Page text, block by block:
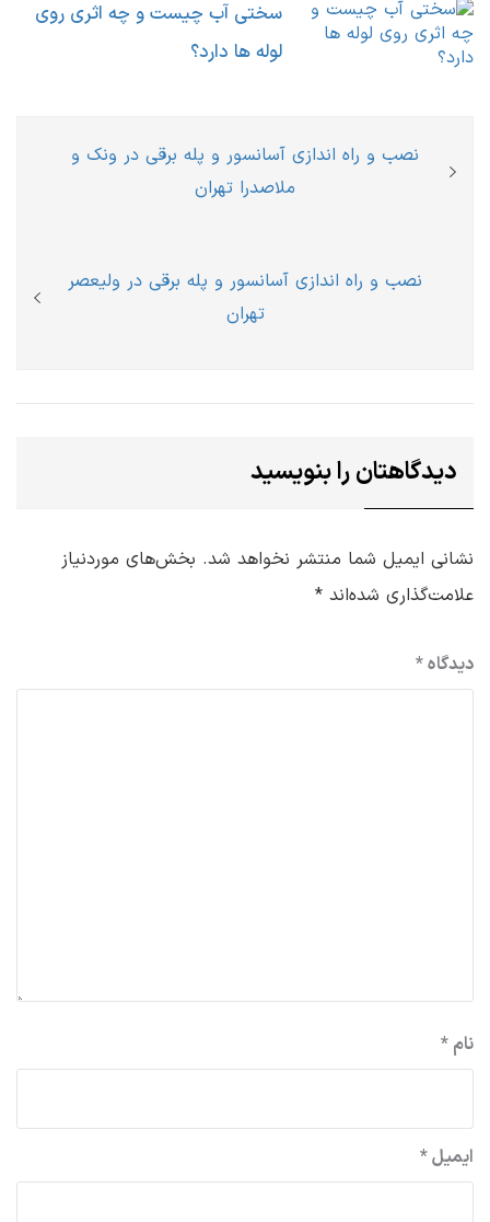
سختی آب چیست و چه اثری روی
لوله ها دارد؟
راهبری
نوشته
Previous
نصب و راه اندازی آسانسور و پله برقی در ونک و
ملاصدرا تهران
Next
نصب و راه اندازی آسانسور و پله برقی در ولیعصر
تهران
دیدگاهتان را بنویسید
نشانی ایمیل شما منتشر نخواهد شد. بخش‌های موردنیاز
علامت‌گذاری شده‌اند *
دیدگاه*
نام *
ایمیل*